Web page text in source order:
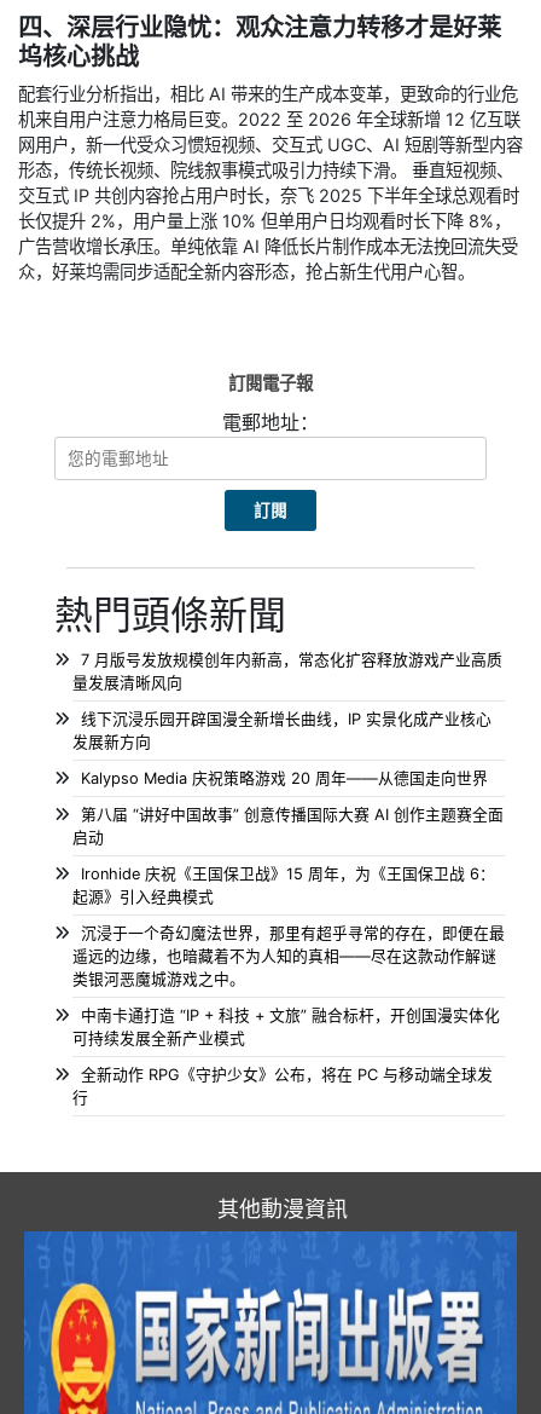
四、深层行业隐忧：观众注意力转移才是好莱
坞核心挑战
配套行业分析指出，相比 AI 带来的生产成本变革，更致命的行业危
机来自用户注意力格局巨变。2022 至 2026 年全球新增 12 亿互联
网用户，新一代受众习惯短视频、交互式 UGC、AI 短剧等新型内容
形态，传统长视频、院线叙事模式吸引力持续下滑。 垂直短视频、
交互式 IP 共创内容抢占用户时长，奈飞 2025 下半年全球总观看时
长仅提升 2%，用户量上涨 10% 但单用户日均观看时长下降 8%，
广告营收增长承压。单纯依靠 AI 降低长片制作成本无法挽回流失受
众，好莱坞需同步适配全新内容形态，抢占新生代用户心智。
訂閱電子報
電郵地址：
熱門頭條新聞
7 月版号发放规模创年内新高，常态化扩容释放游戏产业高质
量发展清晰风向
线下沉浸乐园开辟国漫全新增长曲线，IP 实景化成产业核心
发展新方向
Kalypso Media 庆祝策略游戏 20 周年——从德国走向世界
第八届 “讲好中国故事” 创意传播国际大赛 AI 创作主题赛全面
启动
Ironhide 庆祝《王国保卫战》15 周年，为《王国保卫战 6：
起源》引入经典模式
沉浸于一个奇幻魔法世界，那里有超乎寻常的存在，即便在最
遥远的边缘，也暗藏着不为人知的真相——尽在这款动作解谜
类银河恶魔城游戏之中。
中南卡通打造 “IP + 科技 + 文旅” 融合标杆，开创国漫实体化
可持续发展全新产业模式
全新动作 RPG《守护少女》公布，将在 PC 与移动端全球发
行
其他動漫資訊